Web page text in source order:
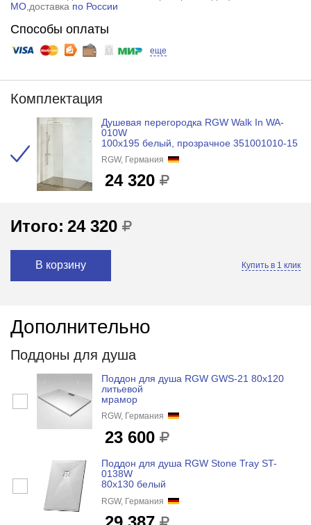
МО,доставка по России
Способы оплаты
еще
Комплектация
Душевая перегородка RGW Walk In WA-
010W
100x195 белый, прозрачное 351001010-15
RGW, Германия
24 320
Итого: 24 320
В корзину Купить в 1 клик
Дополнительно
Поддоны для душа
Поддон для душа RGW GWS-21 80x120
литьевой
мрамор
RGW, Германия
23 600
Поддон для душа RGW Stone Tray ST-
0138W
80x130 белый
RGW, Германия